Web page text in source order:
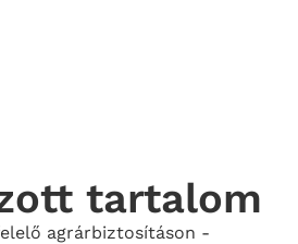
tartalom
agrárbiztosításon -